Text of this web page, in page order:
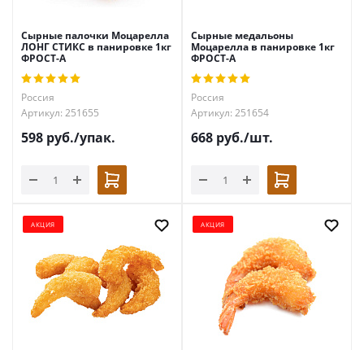
Сырные палочки Моцарелла
ЛОНГ СТИКС в панировке 1кг
ФРОСТ-А
Россия
Артикул: 251655
598 руб./упак.
Сырные медальоны
Моцарелла в панировке 1кг
ФРОСТ-А
Россия
Артикул: 251654
668 руб./шт.
АКЦИЯ АКЦИЯ